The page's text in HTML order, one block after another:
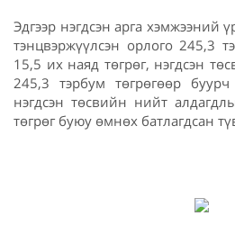
Эдгээр нэгдсэн арга хэмжээний
тэнцвэржүүлсэн орлого 245,3
15,5 их наяд төгрөг, нэгдсэн
245,3 тэрбум төгрөгөөр
нэгдсэн төсвийн нийт
төгрөг буюу өмнөх батлагдсан